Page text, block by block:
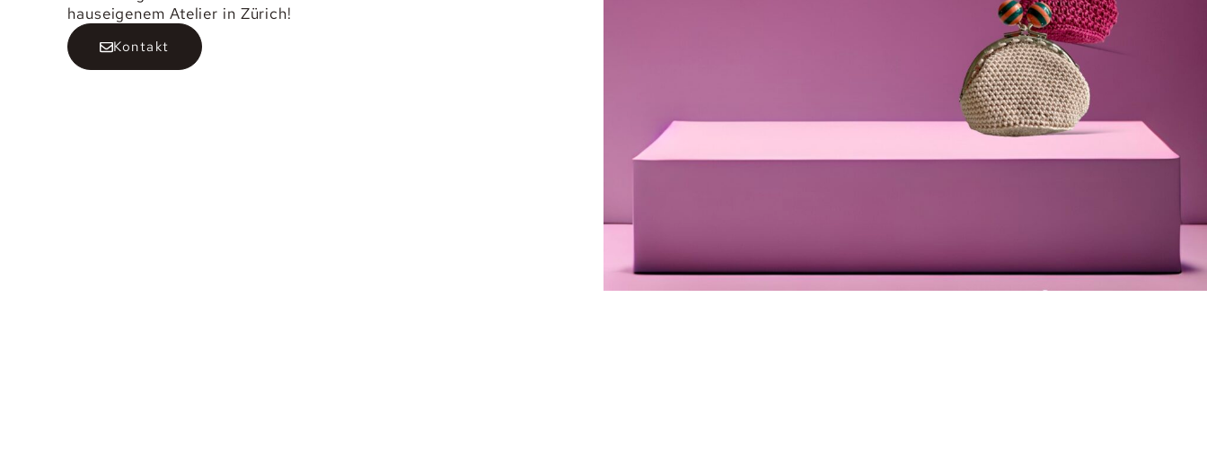
hauseigenem Atelier in Zürich!
Kontakt